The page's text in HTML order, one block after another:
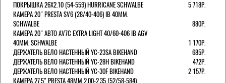
ПОКРЫШКА 26X2.10 (54-559) HURRICANE SCHWALBE
5 718Р.
КАМЕРА 20" PRESTA SV6 (28/40-406) IB 40MM.
SCHWALBE
880Р.
КАМЕРА 20" АВТО AV7C EXTRA LIGHT 40/60-406 IB AGV
40MM. SCHWALBE
1 170Р.
ДЕРЖАТЕЛЬ ВЕЛО НАСТЕННЫЙ YC-23SA BIKEHAND
685Р.
ДЕРЖАТЕЛЬ ВЕЛО НАСТЕННЫЙ YC-28H BIKEHAND
472Р.
ДЕРЖАТЕЛЬ ВЕЛО НАСТЕННЫЙ YC-30F BIKEHAND
2 157Р.
КАМЕРА 27,5" PRESTA 48ММ 2,00-2,35 (52/58-584)